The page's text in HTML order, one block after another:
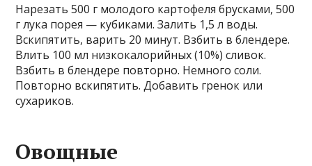
Нарезать 500 г молодого картофеля брусками, 500
г лука порея — кубиками. Залить 1,5 л воды.
Вскипятить, варить 20 минут. Взбить в блендере.
Влить 100 мл низкокалорийных (10%) сливок.
Взбить в блендере повторно. Немного соли.
Повторно вскипятить. Добавить гренок или
сухариков.
Овощные